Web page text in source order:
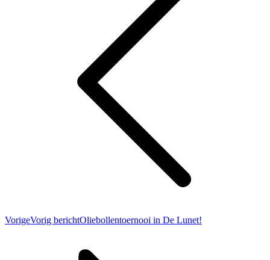
VorigeVorig berichtOliebollentoernooi in De Lunet!